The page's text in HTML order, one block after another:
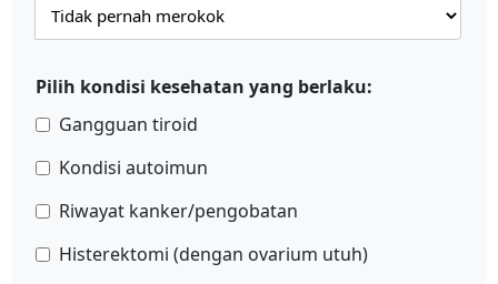
Pilih kondisi kesehatan yang berlaku:
Gangguan tiroid
Kondisi autoimun
Riwayat kanker/pengobatan
Histerektomi (dengan ovarium utuh)